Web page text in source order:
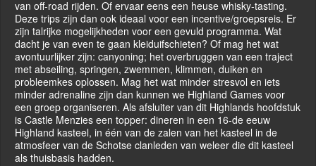
van off-road rijden. Of ervaar eens een heuse whisky-tasting.
Deze trips zijn dan ook ideaal voor een incentive/groepsreis. Er
zijn talrijke mogelijkheden voor een gevuld programma. Wat
dacht je van even te gaan kleiduifschieten? Of mag het wat
avontuurlijker zijn: canyoning; het overbruggen van een traject
met abseiling, springen, zwemmen, klimmen, duiken en
probleemkes oplossen. Mag het wat minder stresvol en iets
minder adrenaline zijn dan kunnen we Highland Games voor
een groep organiseren. Als afsluiter van dit Highlands hoofdstuk
is Castle Menzies een topper: dineren in een 16-de eeuw
Highland kasteel, in één van de zalen van het kasteel in de
atmosfeer van de Schotse clanleden van weleer die dit kasteel
als thuisbasis hadden.